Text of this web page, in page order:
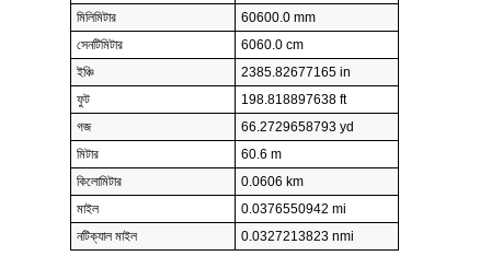
মিলিমিটার
60600.0 mm
সেনটিমিটার
6060.0 cm
ইঞ্চি
2385.82677165 in
ফুট
198.818897638 ft
গজ
66.2729658793 yd
মিটার
60.6 m
কিলোমিটার
0.0606 km
মাইল
0.0376550942 mi
নটিক্যাল মাইল
0.0327213823 nmi